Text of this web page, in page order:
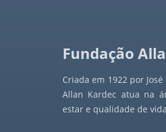
Jornal a Nova
Jornal a Nova
Jornal a Nova
Fundação
Criada em 1922 por
Allan Kardec atua na
estar e qualidade de